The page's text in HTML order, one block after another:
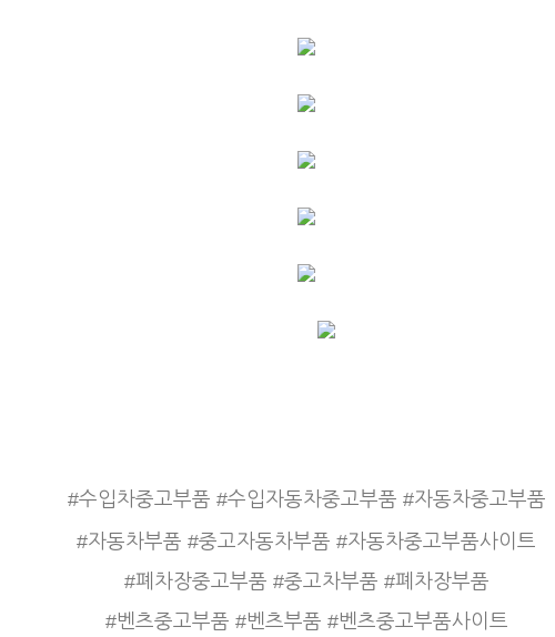
#수입차중고부품 #수입자동차중고부품 #자동차중고부품
#자동차부품 #중고자동차부품 #자동차중고부품사이트
#폐차장중고부품 #중고차부품 #폐차장부품
#벤츠중고부품 #벤츠부품 #벤츠중고부품사이트